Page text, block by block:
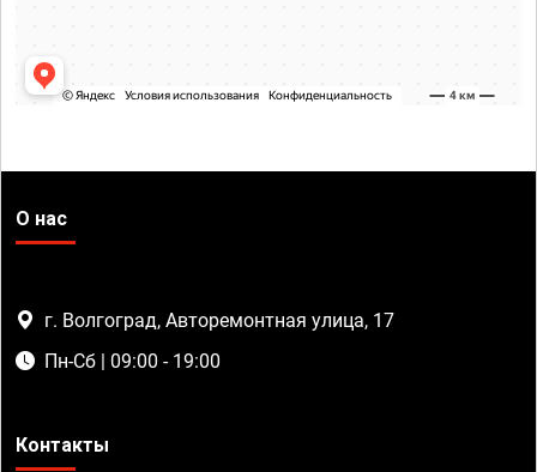
О нас
г. Волгоград, Авторемонтная улица, 17
Пн-Сб | 09:00 - 19:00
Контакты